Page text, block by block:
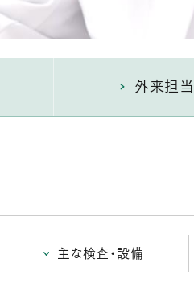
外来担
主な検査・設備